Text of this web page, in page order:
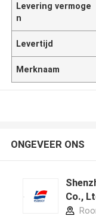
Levering vermoge
n
Levertijd
Merknaam
ONGEVEER ONS
Co.,